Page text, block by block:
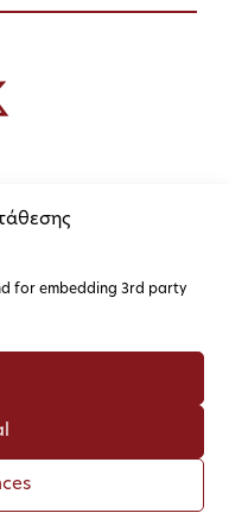
for embedding 3rd party